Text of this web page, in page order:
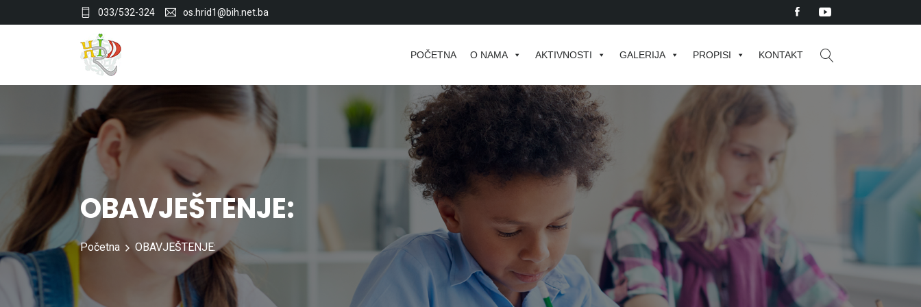
033/532-324 os.hrid1@bih.net.ba
POČETNA O NAMA AKTIVNOSTI GALERIJA PROPISI KONTAKT
OBAVJEŠTENJE:
Početna OBAVJEŠTENJE: